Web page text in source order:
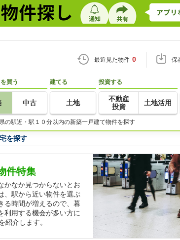
最近見た物件 0 保
買う
中古
建てる
土地
投資する
不動産
投資
土地活用
の駅近・駅１０分以内の新築一戸建て物件を探す
を探す
件特集
かなか見つからないとお
、駅から近い物件を選ぶ
る時間が増えるので、暮
利用する機会が多い方に
紹介します。